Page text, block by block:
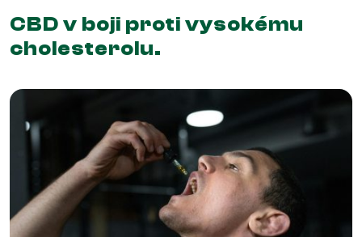
CBD v boji proti vysokému
cholesterolu.